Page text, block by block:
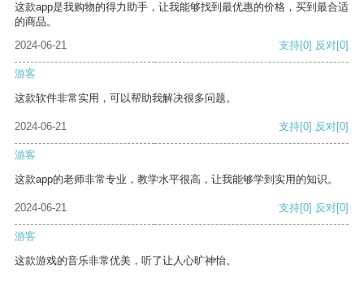
这款app是我购物的得力助手，让我能够找到最优惠的价格，买到最合适
的商品。
2024-06-21
支持[0] 反对[0]
游客
这款软件非常实用，可以帮助我解决很多问题。
2024-06-21 支持[0] 反对[0]
游客
这款app的老师非常专业，教学水平很高，让我能够学到实用的知识。
2024-06-21 支持[0] 反对[0]
游客
这款游戏的音乐非常优美，听了让人心旷神怡。